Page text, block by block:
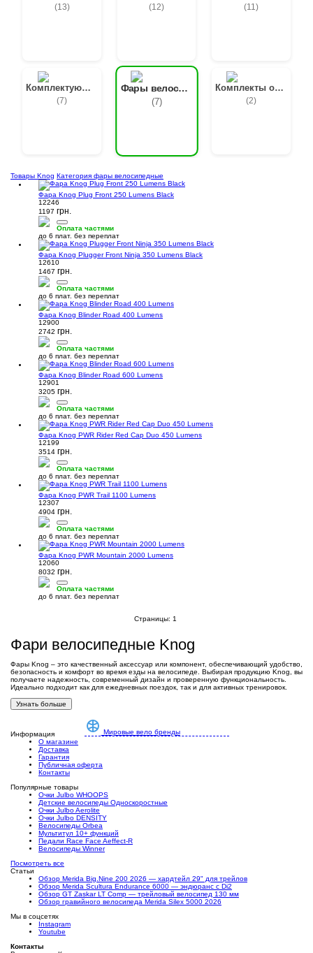
(13) (12) (11)
Комплектующие к освещению
(7)
Фары велосипедные
(7)
Комплекты освещения
(2)
Товары Knog Категория фары велосипедные
Фара Knog Plug Front 250 Lumens Black
12246
1197 грн.
Оплата частями
до 6 плат. без переплат
Фара Knog Plugger Front Ninja 350 Lumens Black
12610
1467 грн.
Оплата частями
до 6 плат. без переплат
Фара Knog Blinder Road 400 Lumens
12900
2742 грн.
Оплата частями
до 6 плат. без переплат
Фара Knog Blinder Road 600 Lumens
12901
3205 грн.
Оплата частями
до 6 плат. без переплат
Фара Knog PWR Rider Red Cap Duo 450 Lumens
12199
3514 грн.
Оплата частями
до 6 плат. без переплат
Фара Knog PWR Trail 1100 Lumens
12307
4904 грн.
Оплата частями
до 6 плат. без переплат
Фара Knog PWR Mountain 2000 Lumens
12060
8032 грн.
Оплата частями
до 6 плат. без переплат
Страницы: 1
Фари велосипедные Knog
Фары Knog – это качественный аксессуар или компонент, обеспечивающий удобство,
безопасность и комфорт во время езды на велосипеде. Выбирая продукцию Knog, вы
получаете надежность, современный дизайн и проверенную функциональность.
Идеально подходит как для ежедневных поездок, так и для активных тренировок.
Узнать больше
Мировые вело бренды
Информация
О магазине
Доставка
Гарантия
Публичная оферта
Контакты
Популярные товары
Очки Julbo WHOOPS
Детские велосипеды Односкоростные
Очки Julbo Aerolite
Очки Julbo DENSITY
Велосипеды Orbea
Мультитул 10+ функций
Педали Race Face Aeffect-R
Велосипеды Winner
Посмотреть все
Статьи
Обзор Merida Big.Nine 200 2026 — хардтейл 29" для трейлов
Обзор Merida Scultura Endurance 6000 — эндюранс с Di2
Обзор GT Zaskar LT Comp — трейловый велосипед 130 мм
Обзор гравийного велосипеда Merida Silex 5000 2026
Мы в соцсетях
Instagram
Youtube
Контакты